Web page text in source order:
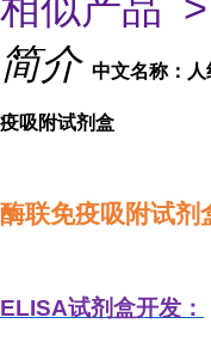
简介 中文名称：
疫吸附试剂盒
酶联免疫吸附试剂
ELISA试剂盒开发：